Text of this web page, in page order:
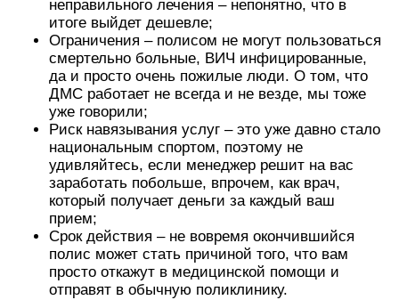
неправильного лечения – непонятно, что в
итоге выйдет дешевле;
Ограничения – полисом не могут пользоваться
смертельно больные, ВИЧ инфицированные,
да и просто очень пожилые люди. О том, что
ДМС работает не всегда и не везде, мы тоже
уже говорили;
Риск навязывания услуг – это уже давно стало
национальным спортом, поэтому не
удивляйтесь, если менеджер решит на вас
заработать побольше, впрочем, как врач,
который получает деньги за каждый ваш
прием;
Срок действия – не вовремя окончившийся
полис может стать причиной того, что вам
просто откажут в медицинской помощи и
отправят в обычную поликлинику.